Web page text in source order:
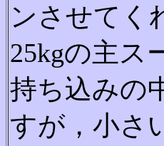
ンさせてく
25kgの主ス
持ち込みの
すが，小さ